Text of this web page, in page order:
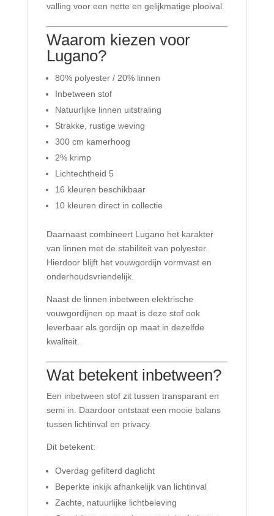
valling voor een nette en gelijkmatige plooival.
Waarom kiezen voor
Lugano?
80% polyester / 20% linnen
Inbetween stof
Natuurlijke linnen uitstraling
Strakke, rustige weving
300 cm kamerhoog
2% krimp
Lichtechtheid 5
16 kleuren beschikbaar
10 kleuren direct in collectie
Daarnaast combineert Lugano het karakter
van linnen met de stabiliteit van polyester.
Hierdoor blijft het vouwgordijn vormvast en
onderhoudsvriendelijk.
Naast de linnen inbetween elektrische
vouwgordijnen op maat is deze stof ook
leverbaar als gordijn op maat in dezelfde
kwaliteit.
Wat betekent inbetween?
Een inbetween stof zit tussen transparant en
semi in. Daardoor ontstaat een mooie balans
tussen lichtinval en privacy.
Dit betekent:
Overdag gefilterd daglicht
Beperkte inkijk afhankelijk van lichtinval
Zachte, natuurlijke lichtbeleving